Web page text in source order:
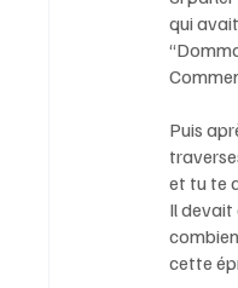
qui
Puis
et tu te
Il devait
cette